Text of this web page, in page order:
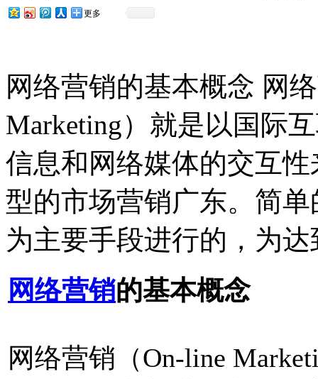
更多
网络营销的基本概念 网
Marketing）就是以国际
信息和网络媒体的交互
型的市场营销广东。简
为主要手段进行的，为
网络营销的基本概念
网络营销（On-line